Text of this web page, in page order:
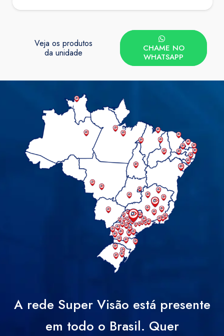
Veja os produtos
da unidade
CHAME NO
WHATSAPP
A rede Super Visão está presente
em todo o Brasil. Quer